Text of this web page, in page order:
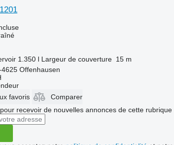
1.350 l Largeur de couverture 15 m
Offenhausen
favoris
Comparer
recevoir de nouvelles annonces de cette rubrique